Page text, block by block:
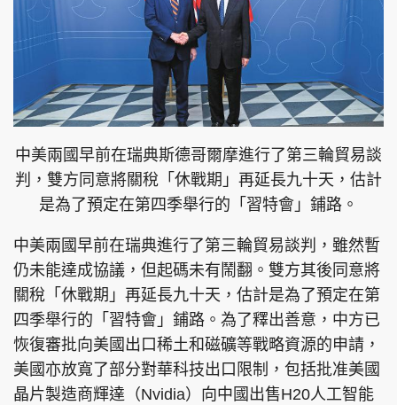
星島頭條 星島日報
頭條搵工 EDUPLUS
關於我們 使用條款
中美兩國早前在瑞典斯德哥爾摩進行了第三輪貿易談
判，雙方同意將關稅「休戰期」再延長九十天，估計
是為了預定在第四季舉行的「習特會」鋪路。
中美兩國早前在瑞典進行了第三輪貿易談判，雖然暫
仍未能達成協議，但起碼未有鬧翻。雙方其後同意將
關稅「休戰期」再延長九十天，估計是為了預定在第
四季舉行的「習特會」鋪路。為了釋出善意，中方已
恢復審批向美國出口稀土和磁礦等戰略資源的申請，
美國亦放寬了部分對華科技出口限制，包括批准美國
晶片製造商輝達（Nvidia）向中國出售H20人工智能